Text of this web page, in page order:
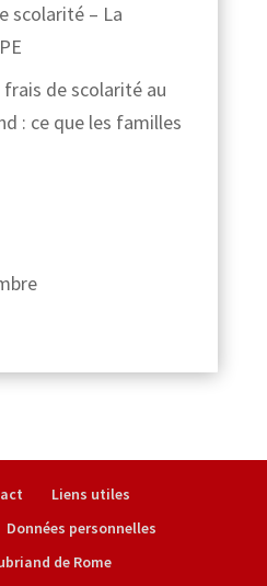
scolarité – La
de scolarité au
: ce que les familles
Liens utiles
Données personnelles
de Rome